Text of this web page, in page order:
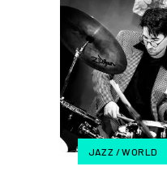
JAZZ / WORLD